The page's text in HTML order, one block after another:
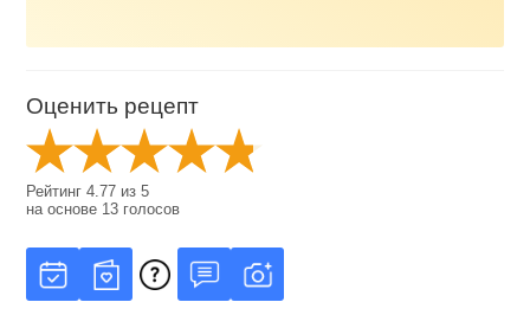
Оценить рецепт
Рейтинг4.77 из5
на основе 13 голосов